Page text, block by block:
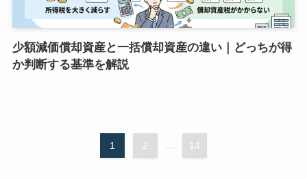
少額減価償却資産と一括償却資産の違い｜どっちが得
か判断する基準を解説
1 2 ... 14